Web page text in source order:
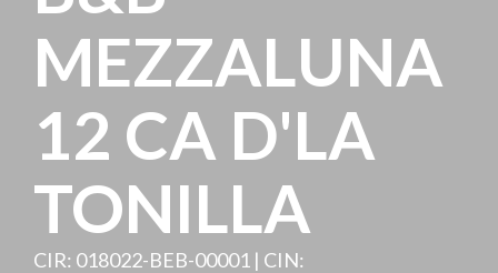
content
MEZZALUNA
12 CA D'LA
TONILLA
CIR: 018022-BEB-00001 | CIN: